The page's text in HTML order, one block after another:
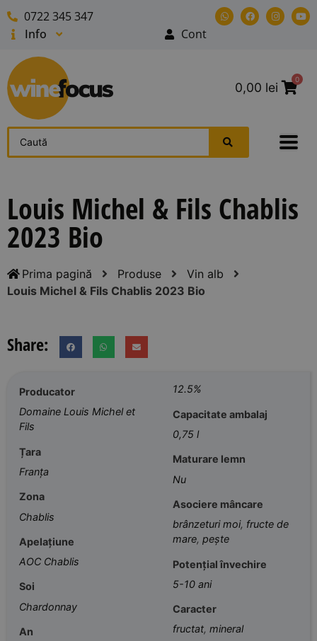
0722 345 347
Info
Cont
0,00 lei
0
Louis Michel & Fils Chablis
2023 Bio
Prima pagină Produse
Vin alb
Louis Michel & Fils Chablis 2023 Bio
Share:
Producator
Domaine Louis Michel et
Fils
Țara
Franța
Zona
Chablis
Apelațiune
AOC Chablis
Soi
Chardonnay
An
12.5%
Capacitate ambalaj
0,75 l
Maturare lemn
Nu
Asociere mâncare
brânzeturi moi, fructe de
mare,pește
Potențial învechire
5-10 ani
Caracter
fructat,mineral